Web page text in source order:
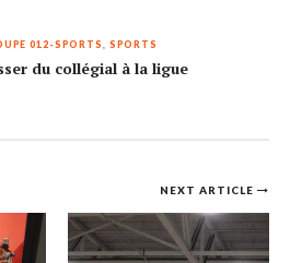
012-SPORTS SPORTS
du collégial à la ligue
NEXT ARTICLE